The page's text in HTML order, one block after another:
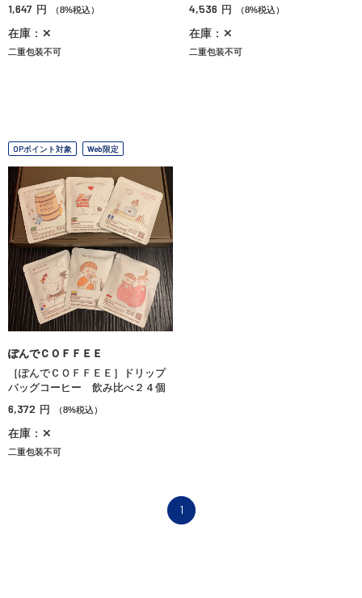
1,647 円 （8%税込）
在庫：✕
二重包装不可
4,536 円 （8%税込）
在庫：✕
二重包装不可
OPポイント対象 Web限定
ぽんでＣＯＦＦＥＥ
［ぽんでＣＯＦＦＥＥ］ドリップ
バッグコーヒー 飲み比べ２４個
6,372 円 （8%税込）
在庫：✕
二重包装不可
1